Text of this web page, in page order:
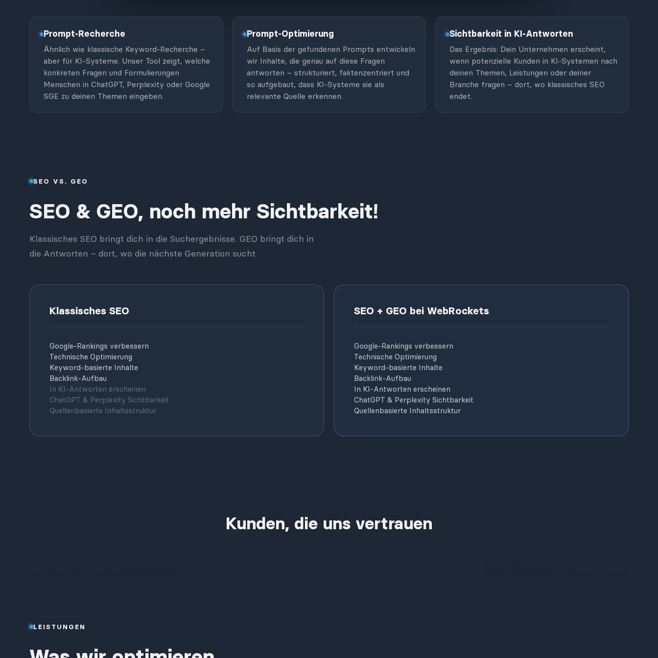
Prompt-Recherche
Ähnlich wie klassische Keyword-Recherche –
aber für KI-Systeme. Unser Tool zeigt, welche
konkreten Fragen und Formulierungen
Menschen in ChatGPT, Perplexity oder Google
SGE zu deinen Themen eingeben.
Prompt-Optimierung
Auf Basis der gefundenen Prompts entwickeln
wir Inhalte, die genau auf diese Fragen
antworten – strukturiert, faktenzentriert und
so aufgebaut, dass KI-Systeme sie als
relevante Quelle erkennen.
Sichtbarkeit in KI-Antworten
Das Ergebnis: Dein Unternehmen erscheint,
wenn potenzielle Kunden in KI-Systemen nach
deinen Themen, Leistungen oder deiner
Branche fragen – dort, wo klassisches SEO
endet.
SEO VS. GEO
SEO & GEO, noch mehr Sichtbarkeit!
Klassisches SEO bringt dich in die Suchergebnisse. GEO bringt dich in
die Antworten – dort, wo die nächste Generation sucht.
Klassisches SEO
Google-Rankings verbessern
Technische Optimierung
Keyword-basierte Inhalte
Backlink-Aufbau
In KI-Antworten erscheinen
ChatGPT & Perplexity Sichtbarkeit
Quellenbasierte Inhaltsstruktur
SEO + GEO bei WebRockets
Google-Rankings verbessern
Technische Optimierung
Keyword-basierte Inhalte
Backlink-Aufbau
In KI-Antworten erscheinen
ChatGPT & Perplexity Sichtbarkeit
Quellenbasierte Inhaltsstruktur
Kunden, die uns vertrauen
LEISTUNGEN